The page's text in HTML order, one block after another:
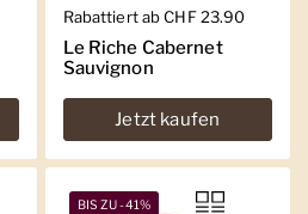
Regulärer Preis
Rabattiert ab CHF 23.90
Le Riche Cabernet
Sauvignon
Jetzt kaufen
BIS ZU -41%